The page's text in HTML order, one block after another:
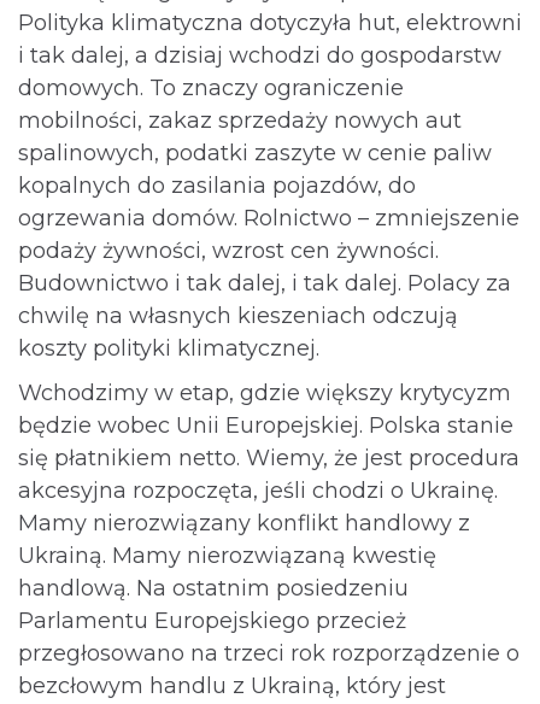
Polityka klimatyczna dotyczyła hut, elektrowni
i tak dalej, a dzisiaj wchodzi do gospodarstw
domowych. To znaczy ograniczenie
mobilności, zakaz sprzedaży nowych aut
spalinowych, podatki zaszyte w cenie paliw
kopalnych do zasilania pojazdów, do
ogrzewania domów. Rolnictwo – zmniejszenie
podaży żywności, wzrost cen żywności.
Budownictwo i tak dalej, i tak dalej. Polacy za
chwilę na własnych kieszeniach odczują
koszty polityki klimatycznej.
Wchodzimy w etap, gdzie większy krytycyzm
będzie wobec Unii Europejskiej. Polska stanie
się płatnikiem netto. Wiemy, że jest procedura
akcesyjna rozpoczęta, jeśli chodzi o Ukrainę.
Mamy nierozwiązany konflikt handlowy z
Ukrainą. Mamy nierozwiązaną kwestię
handlową. Na ostatnim posiedzeniu
Parlamentu Europejskiego przecież
przegłosowano na trzeci rok rozporządzenie o
bezcłowym handlu z Ukrainą, który jest